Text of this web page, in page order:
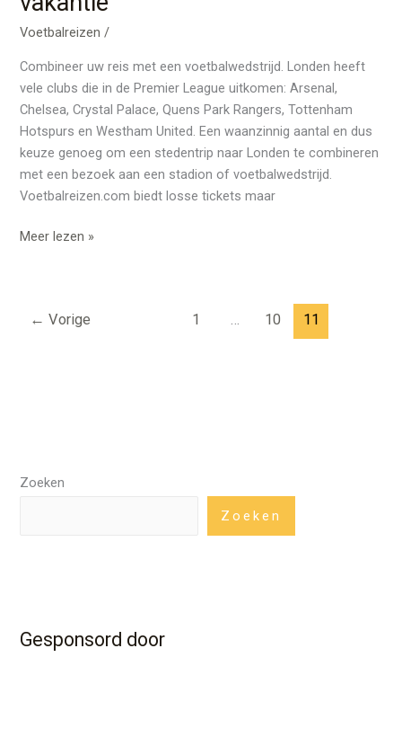
Voetbalreizen /
Combineer uw reis met een voetbalwedstrijd. Londen heeft
vele clubs die in de Premier League uitkomen: Arsenal,
Chelsea, Crystal Palace, Quens Park Rangers, Tottenham
Hotspurs en Westham United. Een waanzinnig aantal en dus
keuze genoeg om een stedentrip naar Londen te combineren
met een bezoek aan een stadion of voetbalwedstrijd.
Voetbalreizen.com biedt losse tickets maar
Meer lezen »
← Vorige 1 … 10 11
Zoeken
Zoeken
Gesponsord door